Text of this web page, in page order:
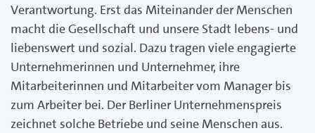
Verantwortung. Erst das Miteinander der Menschen
macht die Gesellschaft und unsere Stadt lebens- und
liebenswert und sozial. Dazu tragen viele engagierte
Unternehmerinnen und Unternehmer, ihre
Mitarbeiterinnen und Mitarbeiter vom Manager bis
zum Arbeiter bei. Der Berliner Unternehmenspreis
zeichnet solche Betriebe und seine Menschen aus.